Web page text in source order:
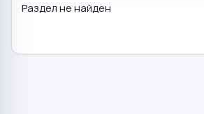
Раздел не найден